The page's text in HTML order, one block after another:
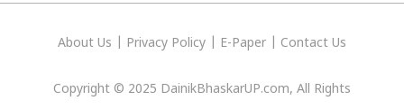
About Us Privacy Policy E-Paper Contact Us
Copyright © 2025 DainikBhaskarUP.com, All Rights